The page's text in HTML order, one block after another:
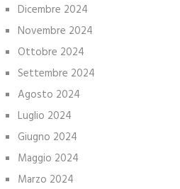
Dicembre 2024
Novembre 2024
Ottobre 2024
Settembre 2024
Agosto 2024
Luglio 2024
Giugno 2024
Maggio 2024
Marzo 2024